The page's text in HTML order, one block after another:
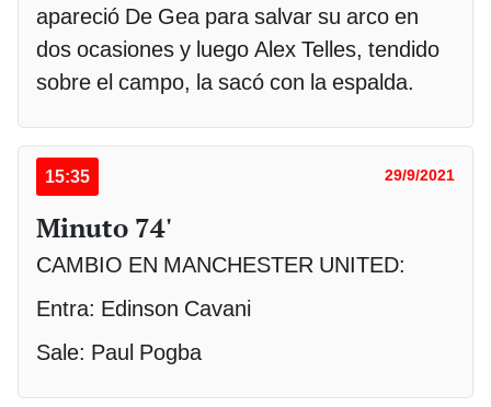
apareció De Gea para salvar su arco en
dos ocasiones y luego Alex Telles, tendido
sobre el campo, la sacó con la espalda.
15:35 29/9/2021
Minuto 74'
CAMBIO EN MANCHESTER UNITED:
Entra: Edinson Cavani
Sale: Paul Pogba